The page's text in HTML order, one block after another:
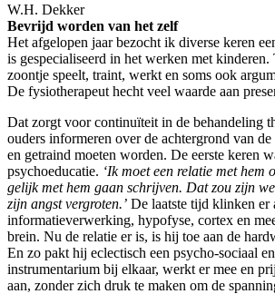
W.H. Dekker
Bevrijd worden van het zelf
Het afgelopen jaar bezocht ik diverse keren
is gespecialiseerd in het werken met
zoontje speelt, traint, werkt en soms ook
De fysiotherapeut hecht veel waarde aan
Dat zorgt voor continuïteit in de behandeling
ouders informeren over de achtergrond van
en getraind moeten worden. De eerste keren
psychoeducatie. ‘Ik moet een relatie met hem
gelijk met hem gaan schrijven. Dat zou zijn
zijn angst vergroten.’ De laatste tijd klinken er
informatieverwerking, hypofyse, cortex en
brein. Nu de relatie er is, is hij toe aan de
En zo pakt hij eclectisch een psycho-sociaal
instrumentarium bij elkaar, werkt er mee en
aan, zonder zich druk te maken om de